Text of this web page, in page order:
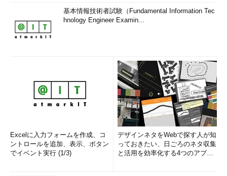
基本情報技術者試験（Fundamental Information Tec
hnology Engineer Examin...
Excelに入力フォームを作成、コ
ントロールを追加、表示、ボタン
でイベント実行 (1/3)
デザインネタをWebで探す人が知
っておきたい、日ごろのネタ収集
と活用を効率化する4つのアプリ